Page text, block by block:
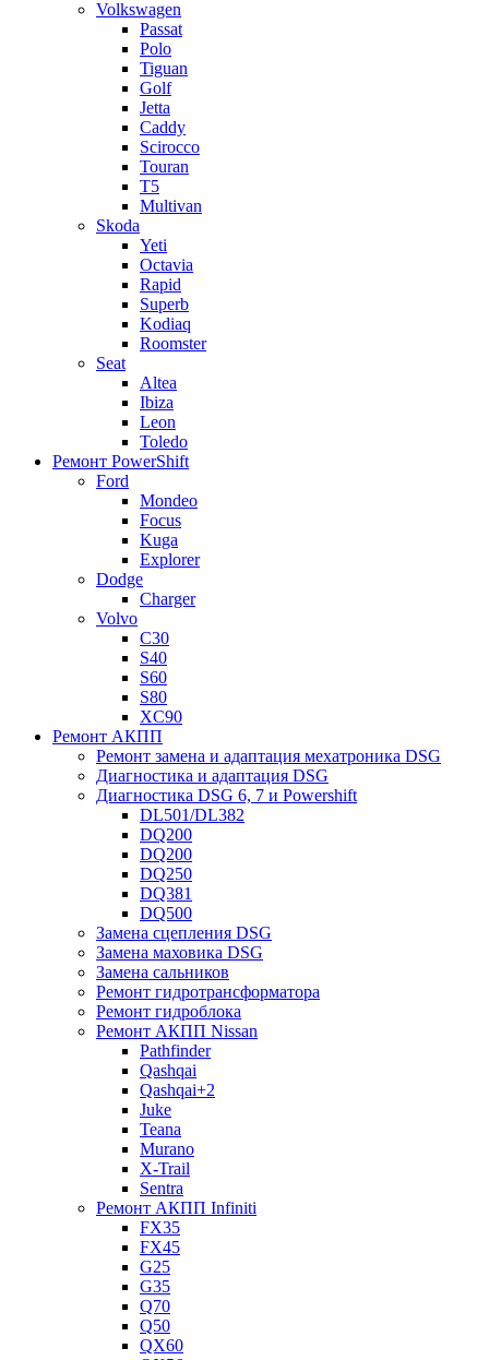
Volkswagen
Passat
Polo
Tiguan
Golf
Jetta
Caddy
Scirocco
Touran
T5
Multivan
Skoda
Yeti
Octavia
Rapid
Superb
Kodiaq
Roomster
Seat
Altea
Ibiza
Leon
Toledo
Ремонт PowerShift
Ford
Mondeo
Focus
Kuga
Explorer
Dodge
Charger
Volvo
С30
S40
S60
S80
XC90
Ремонт АКПП
Ремонт замена и адаптация мехатроника DSG
Диагностика и адаптация DSG
Диагностика DSG 6, 7 и Powershift
DL501/DL382
DQ200
DQ200
DQ250
DQ381
DQ500
Замена сцепления DSG
Замена маховика DSG
Замена сальников
Ремонт гидротрансформатора
Ремонт гидроблока
Ремонт АКПП Nissan
Pathfinder
Qashqai
Qashqai+2
Juke
Teana
Murano
X-Trail
Sentra
Ремонт АКПП Infiniti
FX35
FX45
G25
G35
Q70
Q50
QX60